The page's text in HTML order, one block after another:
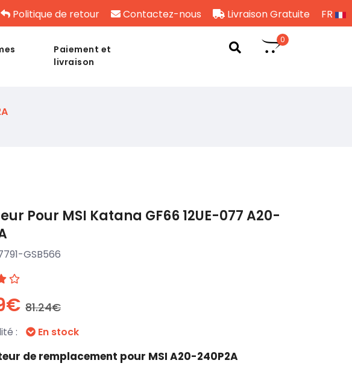
Politique de retour Contactez-nous Livraison Gratuite FR
Paiement et
livraison
0
Pour MSI Katana GF66 12UE-077 A20-
GSB566
81.24€
: En stock
de remplacement pour MSI A20-240P2A